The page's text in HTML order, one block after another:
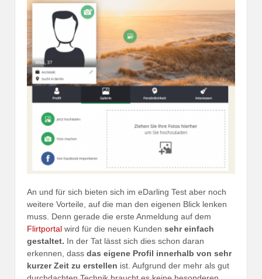
An und für sich bieten sich im eDarling Test aber noch
weitere Vorteile, auf die man den eigenen Blick lenken
muss. Denn gerade die erste Anmeldung auf dem
Flirtportal wird für die neuen Kunden sehr einfach
gestaltet. In der Tat lässt sich dies schon daran
erkennen, dass das eigene Profil innerhalb von sehr
kurzer Zeit zu erstellen ist. Aufgrund der mehr als gut